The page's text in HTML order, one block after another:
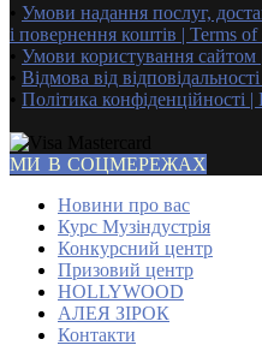
Умови надання послуг,
і повернення коштів | Terms of
Умови користування сайтом
Відмова від
Політика конфіденційності
МИ В СОЦМЕРЕЖАХ
Новини про вас
Курс Музіндустрія
Конкурсний центр
Призовий центр
HOLLYWOOD
АЛЕЯ ЗІРОК
Контакти